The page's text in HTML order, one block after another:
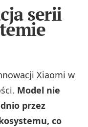
serii
Xiaomi w
Model nie
przez
co